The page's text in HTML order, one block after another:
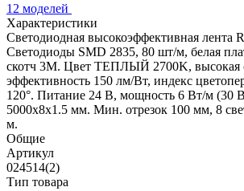
12 моделей
Характеристики
Светодиодная высокоэффективная лента
Светодиоды SMD 2835, 80 шт/м, белая
скотч 3M. Цвет ТЕПЛЫЙ 2700K, высокая
эффективность 150 лм/Вт, индекс
120°. Питание 24 В, мощность 6 Вт/м (30
5000x8x1.5 мм. Мин. отрезок 100 мм, 8
м.
Общие
Артикул
024514(2)
Тип товара